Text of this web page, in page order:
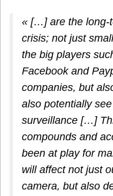
« […] are the long-
crisis; not just
the big players
Facebook and
companies, but
also potentially
surveillance […]
compounds and
been at play for
will affect not just
camera, but also